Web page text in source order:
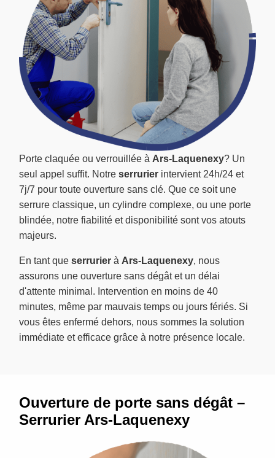
Porte claquée ou verrouillée à Ars-Laquenexy? Un
seul appel suffit. Notre serrurier intervient 24h/24 et
7j/7 pour toute ouverture sans clé. Que ce soit une
serrure classique, un cylindre complexe, ou une porte
blindée, notre fiabilité et disponibilité sont vos atouts
majeurs.
En tant que serrurier à Ars-Laquenexy, nous
assurons une ouverture sans dégât et un délai
d'attente minimal. Intervention en moins de 40
minutes, même par mauvais temps ou jours fériés. Si
vous êtes enfermé dehors, nous sommes la solution
immédiate et efficace grâce à notre présence locale.
Ouverture de porte sans dégât –
Serrurier Ars-Laquenexy